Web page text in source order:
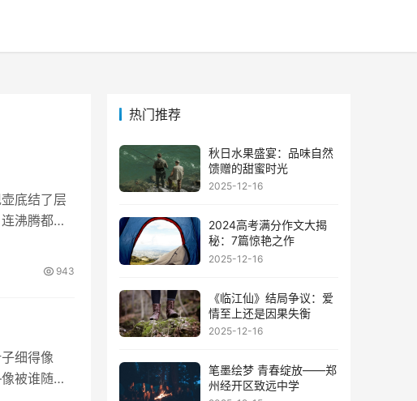
底结了层
沸腾都显
943
细得像
被谁随手
热门推荐
秋日水果盛宴：品味自然
馈赠的甜蜜时光
2025-12-16
2024高考满分作文大揭
秘：7篇惊艳之作
2025-12-16
《临江仙》结局争议：爱
情至上还是因果失衡
2025-12-16
笔墨绘梦 青春绽放——郑
州经开区致远中学